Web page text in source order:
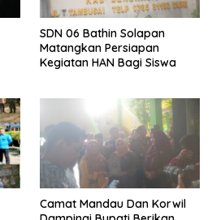
SDN 06 Bathin Solapan
Matangkan Persiapan
Kegiatan HAN Bagi Siswa
Camat Mandau Dan Korwil